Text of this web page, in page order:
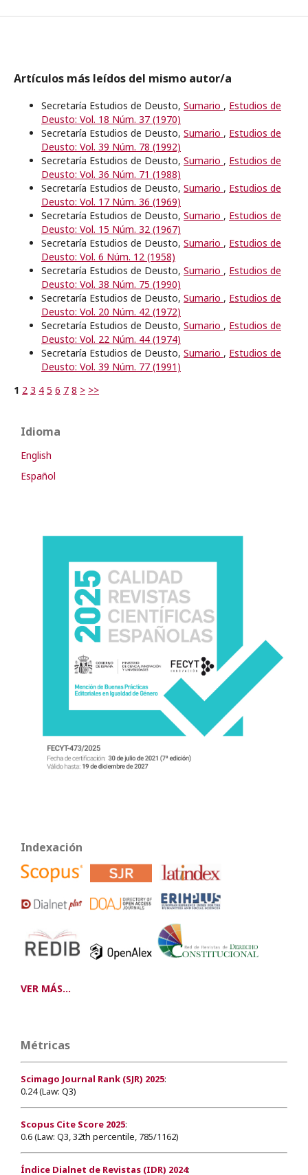
Artículos más leídos del mismo autor/a
Secretaría Estudios de Deusto, Sumario , Estudios de
Deusto: Vol. 18 Núm. 37 (1970)
Secretaría Estudios de Deusto, Sumario , Estudios de
Deusto: Vol. 39 Núm. 78 (1992)
Secretaría Estudios de Deusto, Sumario , Estudios de
Deusto: Vol. 36 Núm. 71 (1988)
Secretaría Estudios de Deusto, Sumario , Estudios de
Deusto: Vol. 17 Núm. 36 (1969)
Secretaría Estudios de Deusto, Sumario , Estudios de
Deusto: Vol. 15 Núm. 32 (1967)
Secretaría Estudios de Deusto, Sumario , Estudios de
Deusto: Vol. 6 Núm. 12 (1958)
Secretaría Estudios de Deusto, Sumario , Estudios de
Deusto: Vol. 38 Núm. 75 (1990)
Secretaría Estudios de Deusto, Sumario , Estudios de
Deusto: Vol. 20 Núm. 42 (1972)
Secretaría Estudios de Deusto, Sumario , Estudios de
Deusto: Vol. 22 Núm. 44 (1974)
Secretaría Estudios de Deusto, Sumario , Estudios de
Deusto: Vol. 39 Núm. 77 (1991)
1 2 3 4 5 6 7 8 > >>
Idioma
English
Español
Indexación
VER MÁS...
Métricas
Scimago Journal Rank (SJR) 2025:
0.24 (Law: Q3)
Scopus Cite Score 2025:
0.6 (Law: Q3, 32th percentile, 785/1162)
Índice Dialnet de Revistas (IDR) 2024: